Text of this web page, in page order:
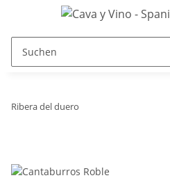
Ribera del duero